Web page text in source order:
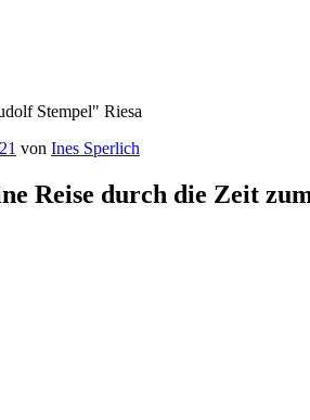
Stempel" Riesa
von Ines Sperlich
Reise durch die Zeit